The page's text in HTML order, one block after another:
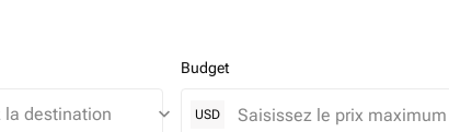
keyboard_arrow_down
Budget
USD